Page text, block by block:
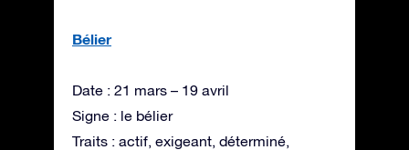
Bélier
Date : 21 mars – 19 avril
Signe : le bélier
Traits : actif, exigeant, déterminé,